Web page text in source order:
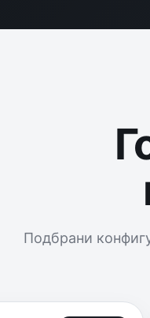
Подбрани